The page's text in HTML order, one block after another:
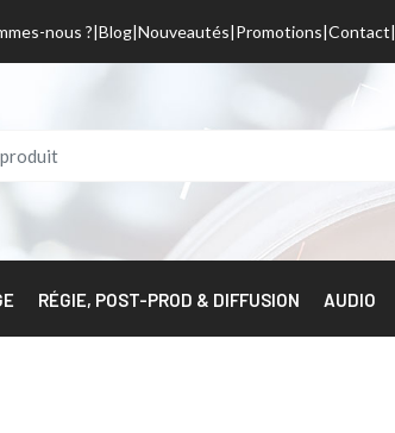
nous ? Blog Nouveautés Promotions Contact
RÉGIE, POST-PROD & DIFFUSION AUDIO